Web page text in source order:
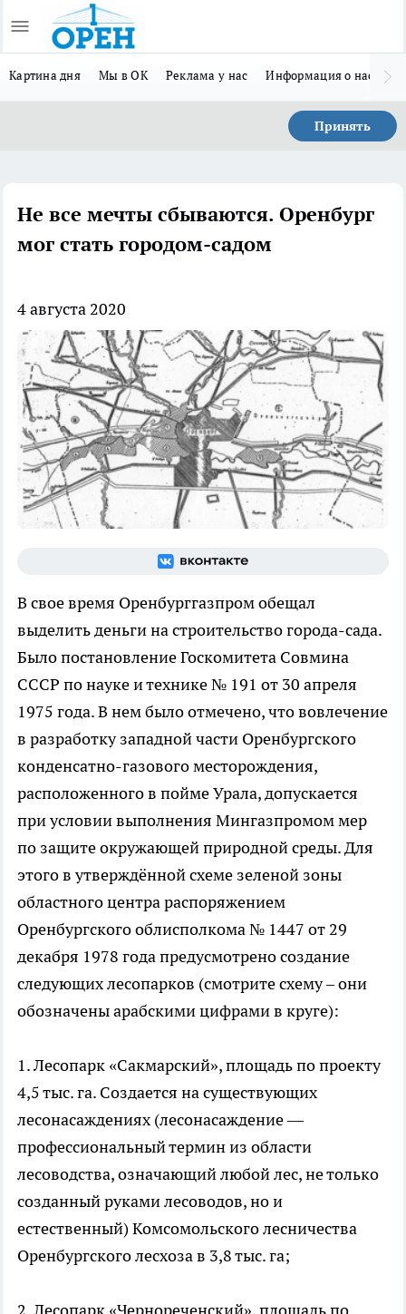
Картина дня Мы в ОК Реклама у нас Информация о нас
Принять
Не все мечты сбываются. Оренбург
мог стать городом-садом
4 августа 2020
В свое время Оренбурггазпром обещал
выделить деньги на строительство города-сада.
Было постановление Госкомитета Совмина
СССР по науке и технике № 191 от 30 апреля
1975 года. В нем было отмечено, что вовлечение
в разработку западной части Оренбургского
конденсатно-газового месторождения,
расположенного в пойме Урала, допускается
при условии выполнения Мингазпромом мер
по защите окружающей природной среды. Для
этого в утверждённой схеме зеленой зоны
областного центра распоряжением
Оренбургского облисполкома № 1447 от 29
декабря 1978 года предусмотрено создание
следующих лесопарков (смотрите схему – они
обозначены арабскими цифрами в круге):
1. Лесопарк «Сакмарский», площадь по проекту
4,5 тыс. га. Создается на существующих
лесонасаждениях (лесонасаждение —
профессиональный термин из области
лесоводства, означающий любой лес, не только
созданный руками лесоводов, но и
естественный) Комсомольского лесничества
Оренбургского лесхоза в 3,8 тыс. га;
2. Лесопарк «Чернореченский», площадь по